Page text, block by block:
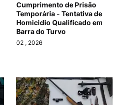
Cumprimento de Prisão
Temporária - Tentativa de
Homicidio Qualificado em
Barra do Turvo
02 , 2026